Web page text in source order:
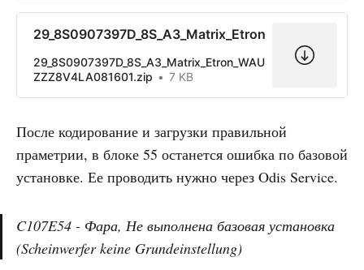
29_8S0907397D_8S_A3_Matrix_Etron
29_8S0907397D_8S_A3_Matrix_Etron_WAU
ZZZ8V4LA081601.zip
7 KB
После кодирование и загрузки правильной
праметрии, в блоке 55 останется ошибка по базовой
установке. Ее проводить нужно через Odis Service.
C107E54 - Фара, Не выполнена базовая установка
(Scheinwerfer keine Grundeinstellung)